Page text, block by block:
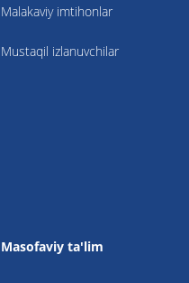
Malakaviy imtihonlar
Mustaqil izlanuvchilar
Masofaviy ta'lim